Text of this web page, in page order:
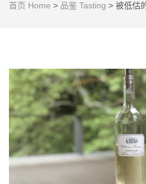
首页 Home > 品鉴 Tasting > 被低估